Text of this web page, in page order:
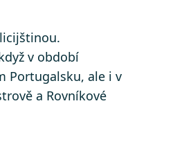
v období
Portugalsku, ale i v
a Rovníkové